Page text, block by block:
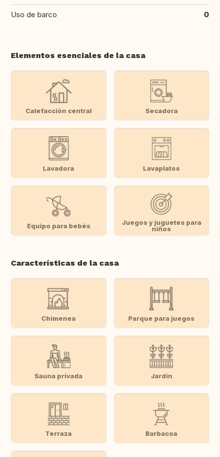
Uso de barco 0
Elementos esenciales de la casa
Calefacción central Secadora
Lavadora Lavaplatos
Equipo para bebés
Juegos y juguetes para
niños
Características de la casa
Chimenea Parque para juegos
Sauna privada Jardín
Terraza Barbacoa